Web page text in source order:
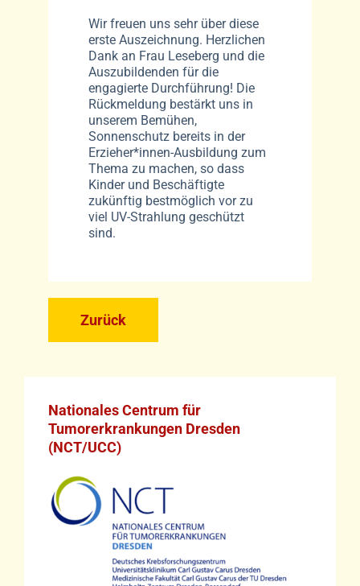
Wir freuen uns sehr über diese
erste Auszeichnung. Herzlichen
Dank an Frau Leseberg und die
Auszubildenden für die
engagierte Durchführung! Die
Rückmeldung bestärkt uns in
unserem Bemühen,
Sonnenschutz bereits in der
Erzieher*innen-Ausbildung zum
Thema zu machen, so dass
Kinder und Beschäftigte
zukünftig bestmöglich vor zu
viel UV-Strahlung geschützt
sind.
Zurück
Nationales Centrum für
Tumorerkrankungen Dresden
(NCT/UCC)